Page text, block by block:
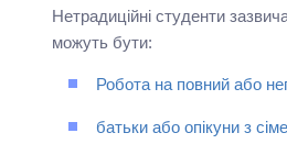
Нетрадиційні студенти
можуть бути:
Робота на повний або
батьки або опікуни з